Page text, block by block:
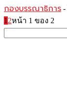
กองบรรณาธิการ -
1 2หน้า 1 ของ 2